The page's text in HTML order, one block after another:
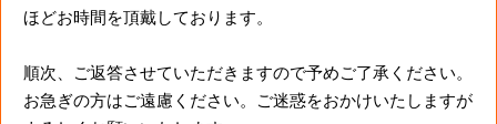
ほどお時間を頂戴しております。
順次、ご返答させていただきますので予めご了承ください。
お急ぎの方はご遠慮ください。ご迷惑をおかけいたしますが